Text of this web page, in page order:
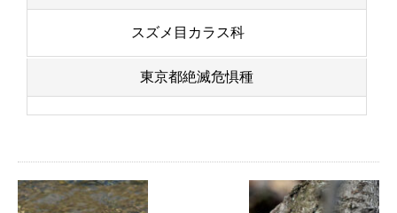
スズメ目カラス科
東京都絶滅危惧種